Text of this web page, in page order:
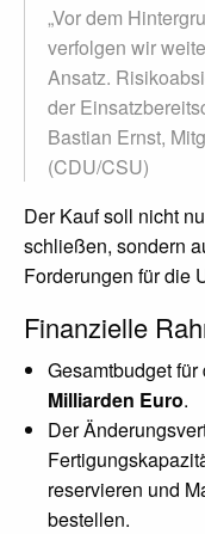
„Vor dem
verfolgen wir
Ansatz.
der
Bastian Ernst,
(CDU/CSU)
Der Kauf soll nicht
schließen, sondern
Forderungen für die
Finanzielle
Gesamtbudget
Milliarden Euro.
Der
reservieren und
bestellen.